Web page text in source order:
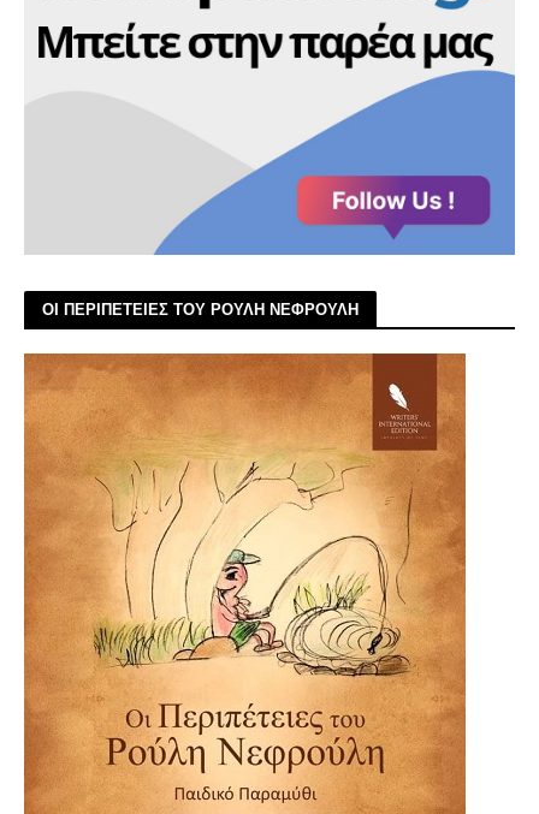
ΟΙ ΠΕΡΙΠΕΤΕΙΕΣ ΤΟΥ ΡΟΥΛΗ ΝΕΦΡΟΥΛΗ